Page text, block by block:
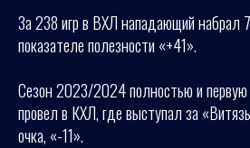
За 238 игр в ВХЛ нападающий набрал
показателе полезности «+41».
Сезон 2023/2024 полностью и первую
провел в КХЛ, где выступал за
очка, «-11».